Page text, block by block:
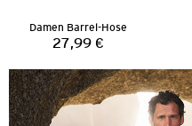
Damen Barrel-Hose
Preis:
27,99 €